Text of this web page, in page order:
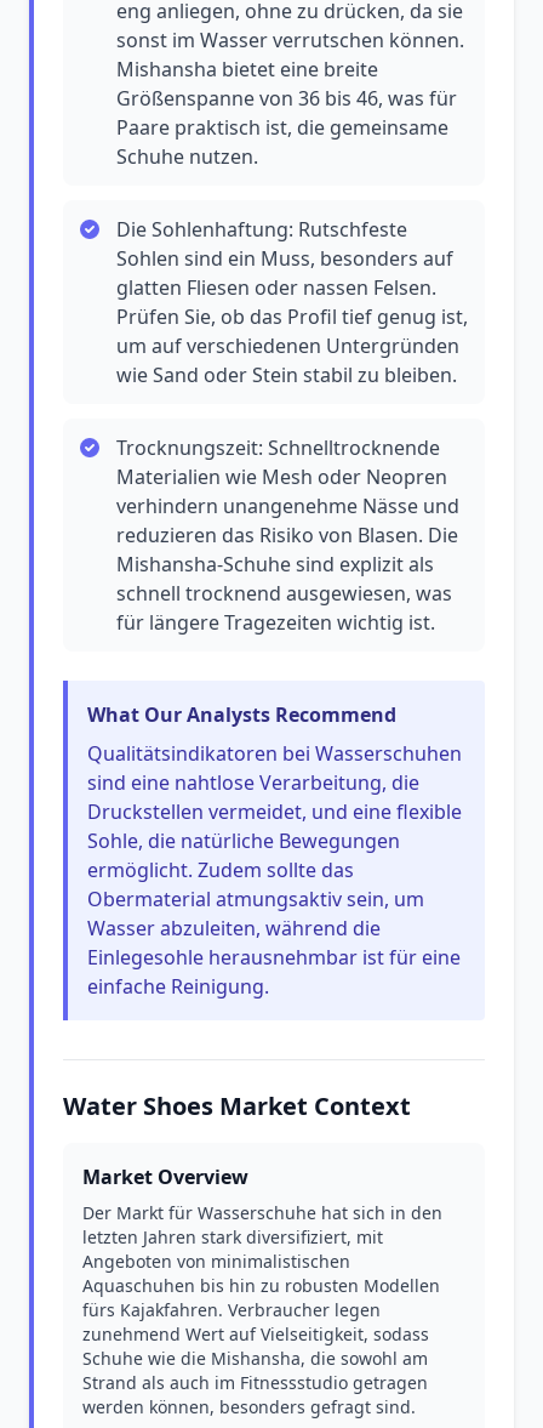
eng anliegen, ohne zu drücken, da sie
sonst im Wasser verrutschen können.
Mishansha bietet eine breite
Größenspanne von 36 bis 46, was für
Paare praktisch ist, die gemeinsame
Schuhe nutzen.
Die Sohlenhaftung: Rutschfeste
Sohlen sind ein Muss, besonders auf
glatten Fliesen oder nassen Felsen.
Prüfen Sie, ob das Profil tief genug ist,
um auf verschiedenen Untergründen
wie Sand oder Stein stabil zu bleiben.
Trocknungszeit: Schnelltrocknende
Materialien wie Mesh oder Neopren
verhindern unangenehme Nässe und
reduzieren das Risiko von Blasen. Die
Mishansha-Schuhe sind explizit als
schnell trocknend ausgewiesen, was
für längere Tragezeiten wichtig ist.
What Our Analysts Recommend
Qualitätsindikatoren bei Wasserschuhen
sind eine nahtlose Verarbeitung, die
Druckstellen vermeidet, und eine flexible
Sohle, die natürliche Bewegungen
ermöglicht. Zudem sollte das
Obermaterial atmungsaktiv sein, um
Wasser abzuleiten, während die
Einlegesohle herausnehmbar ist für eine
einfache Reinigung.
Water Shoes Market Context
Market Overview
Der Markt für Wasserschuhe hat sich in den
letzten Jahren stark diversifiziert, mit
Angeboten von minimalistischen
Aquaschuhen bis hin zu robusten Modellen
fürs Kajakfahren. Verbraucher legen
zunehmend Wert auf Vielseitigkeit, sodass
Schuhe wie die Mishansha, die sowohl am
Strand als auch im Fitnessstudio getragen
werden können, besonders gefragt sind.